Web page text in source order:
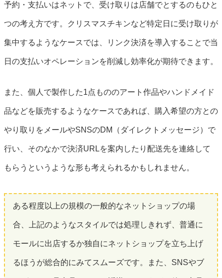
予約・支払いはネットで、受け取りは店舗でとするのもひと
つの考え方です。クリスマスチキンなど特定日に受け取りが
集中するようなケースでは、リンク決済を導入することで当
日の支払いオペレーションを削減し効率化が期待できます。
また、個人で製作した1点もののアート作品やハンドメイド
品などを販売するようなケースであれば、購入希望の方との
やり取りをメールやSNSのDM（ダイレクトメッセージ）で
行い、そのなかで決済URLを案内したり配送先を連絡して
もらうというような形も考えられるかもしれません。
ある程度以上の規模の一般的なネットショップの場
合、上記のようなスタイルでは処理しきれず、普通に
モールに出店するか独自にネットショップを立ち上げ
るほうが総合的にみてスムーズです。また、SNSやブ